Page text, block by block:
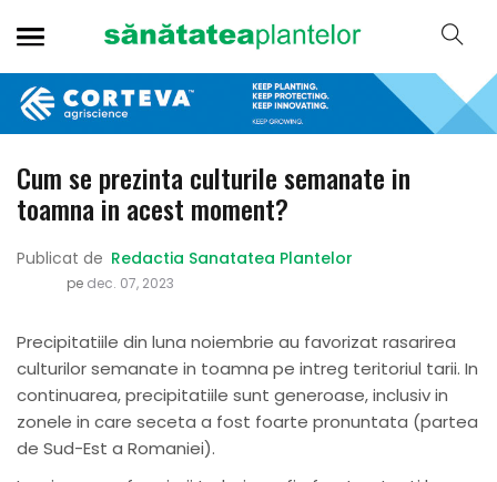
Cum se prezinta culturile semanate in
toamna in acest moment?
Publicat de Redactia Sanatatea Plantelor
pe dec. 07, 2023
Precipitatiile din luna noiembrie au favorizat rasarirea
culturilor semanate in toamna pe intreg teritoriul tarii. In
continuarea, precipitatiile sunt generoase, inclusiv in
zonele in care seceta a fost foarte pronuntata (partea
de Sud-Est a Romaniei).